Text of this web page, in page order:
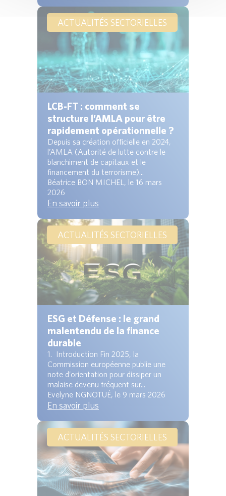
ACTUALITÉS SECTORIELLES
LCB-FT : comment se
structure l’AMLA pour être
rapidement opérationnelle ?
Depuis sa création officielle en 2024,
l’AMLA (Autorité de lutte contre le
blanchiment de capitaux et le
financement du terrorisme)...
Béatrice BON MICHEL, le 16 mars
2026
En savoir plus
ACTUALITÉS SECTORIELLES
ESG et Défense : le grand
malentendu de la finance
durable
1. Introduction Fin 2025, la
Commission européenne publie une
note d’orientation pour dissiper un
malaise devenu fréquent sur...
Evelyne NGNOTUÉ, le 9 mars 2026
En savoir plus
ACTUALITÉS SECTORIELLES